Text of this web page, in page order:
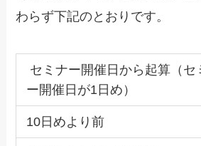
わらず下記のとおりです。
セミナー開催日から起算（セ
ー開催日が1日め）
10日めより前